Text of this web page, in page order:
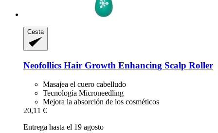
Cesta
Neofollics Hair Growth Enhancing Scalp Roller
Masajea el cuero cabelludo
Tecnología Microneedling
Mejora la absorción de los cosméticos
20,11 €
Entrega hasta el 19 agosto